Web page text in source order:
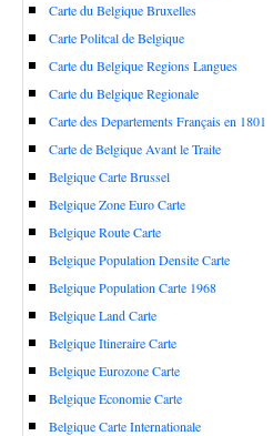
Carte du Belgique Bruxelles
Carte Politcal de Belgique
Carte du Belgique Regions Langues
Carte du Belgique Regionale
Carte des Departements Français en 1801
Carte de Belgique Avant le Traite
Belgique Carte Brussel
Belgique Zone Euro Carte
Belgique Route Carte
Belgique Population Densite Carte
Belgique Population Carte 1968
Belgique Land Carte
Belgique Itineraire Carte
Belgique Eurozone Carte
Belgique Economie Carte
Belgique Carte Internationale